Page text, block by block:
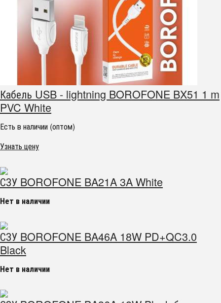
Кабель USB - lightning BOROFONE BX51 1 m
PVC White
Есть в наличии (оптом)
Узнать цену
СЗУ BOROFONE BA21A 3A White
Нет в наличии
СЗУ BOROFONE BA46A 18W PD+QC3.0
Black
Нет в наличии